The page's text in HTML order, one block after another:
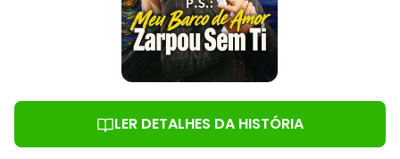
LER DETALHES DA HISTÓRIA